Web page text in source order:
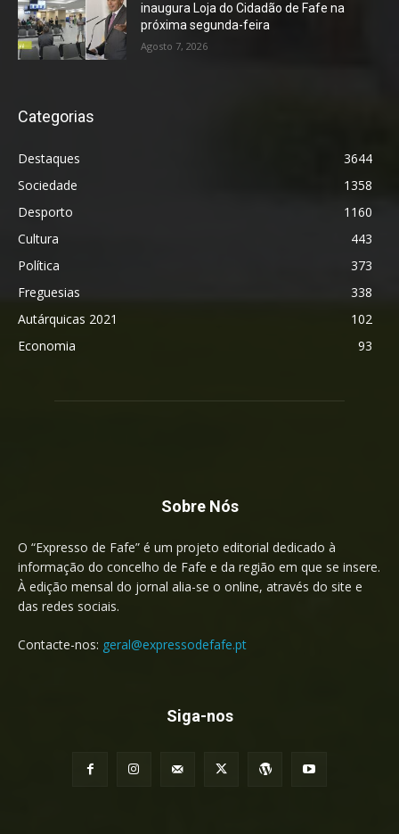
inaugura Loja do Cidadão de Fafe na
próxima segunda-feira
Agosto 7, 2026
Categorias
Destaques
3644
Sociedade
1358
Desporto
1160
Cultura
443
Política
373
Freguesias
338
Autárquicas 2021
102
Economia
93
Sobre Nós
O “Expresso de Fafe” é um projeto editorial dedicado à
informação do concelho de Fafe e da região em que se insere.
À edição mensal do jornal alia-se o online, através do site e
das redes sociais.
Contacte-nos: geral@expressodefafe.pt
Siga-nos